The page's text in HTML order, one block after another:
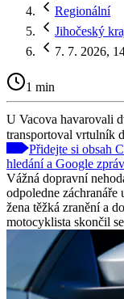
Regionální
Jihočeský
7. 7. 2026,
1 min
U Vacova havarovali
transportoval vrtulník
Přidejte si obsah
hledání a Google
Vážná dopravní
odpoledne záchranáře
žena těžká zranění a
motocyklista skončil